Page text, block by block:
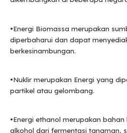
•Energi Biomassa merupakan
diperbaharui dan dapat
berkesinambungan.
•Nuklir merupakan Energi yang
partikel atau gelombang.
•Energi ethanol merupakan
alkohol dari fermentasi tanaman,